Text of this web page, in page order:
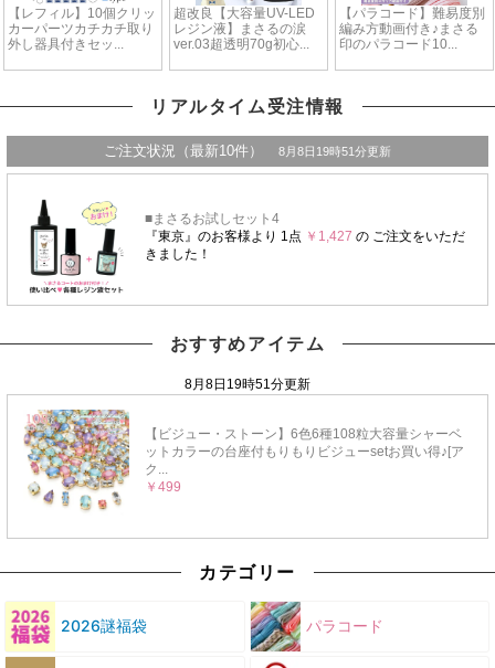
リアルタイム受注情報
おすすめアイテム
カテゴリー
2026謎福袋 パラコード